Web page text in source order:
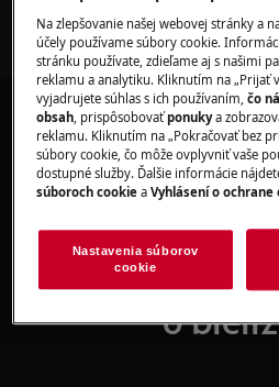
Odporúčané
zásuvky
prostriedky
o
Na zlepšovanie našej webovej stránky a
účely používame súbory cookie.
stránku používate, zdieľame aj s našimi
reklamu a analytiku. Kliknutím na „Prijať
vyjadrujete súhlas s ich používaním,čo
obsah, prispôsobovaťponukya
reklamu. Kliknutím na „Pokračovať bez
súbory cookie, čo môže ovplyvniť vaše
dostupné služby. Ďalšie informácie
súboroch cookie aVyhlásení o ochrane
Nastavenia súborov
cookie